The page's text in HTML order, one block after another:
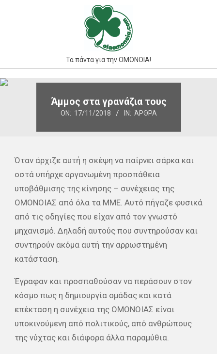
Τα πάντα για την ΟΜΟΝΟΙΑ!
Primary
Άμμος στα γρανάζια τους
ON: 17/11/2018 IN: ΆΡΘΡΑ
Όταν άρχιζε αυτή η σκέψη να παίρνει σάρκα και
οστά υπήρχε οργανωμένη προσπάθεια
υποβάθμισης της κίνησης – συνέχειας της
ΟΜΟΝΟΙΑΣ από όλα τα ΜΜΕ. Αυτό πήγαζε φυσικά
από τις οδηγίες που είχαν από τον γνωστό
μηχανισμό. Δηλαδή αυτούς που συντηρούσαν και
συντηρούν ακόμα αυτή την αρρωστημένη
κατάσταση.
Έγραφαν και προσπαθούσαν να περάσουν στον
κόσμο πως η δημιουργία ομάδας και κατά
επέκταση η συνέχεια της ΟΜΟΝΟΙΑΣ είναι
υποκινούμενη από πολιτικούς, από ανθρώπους
της νύχτας και διάφορα άλλα παραμύθια.